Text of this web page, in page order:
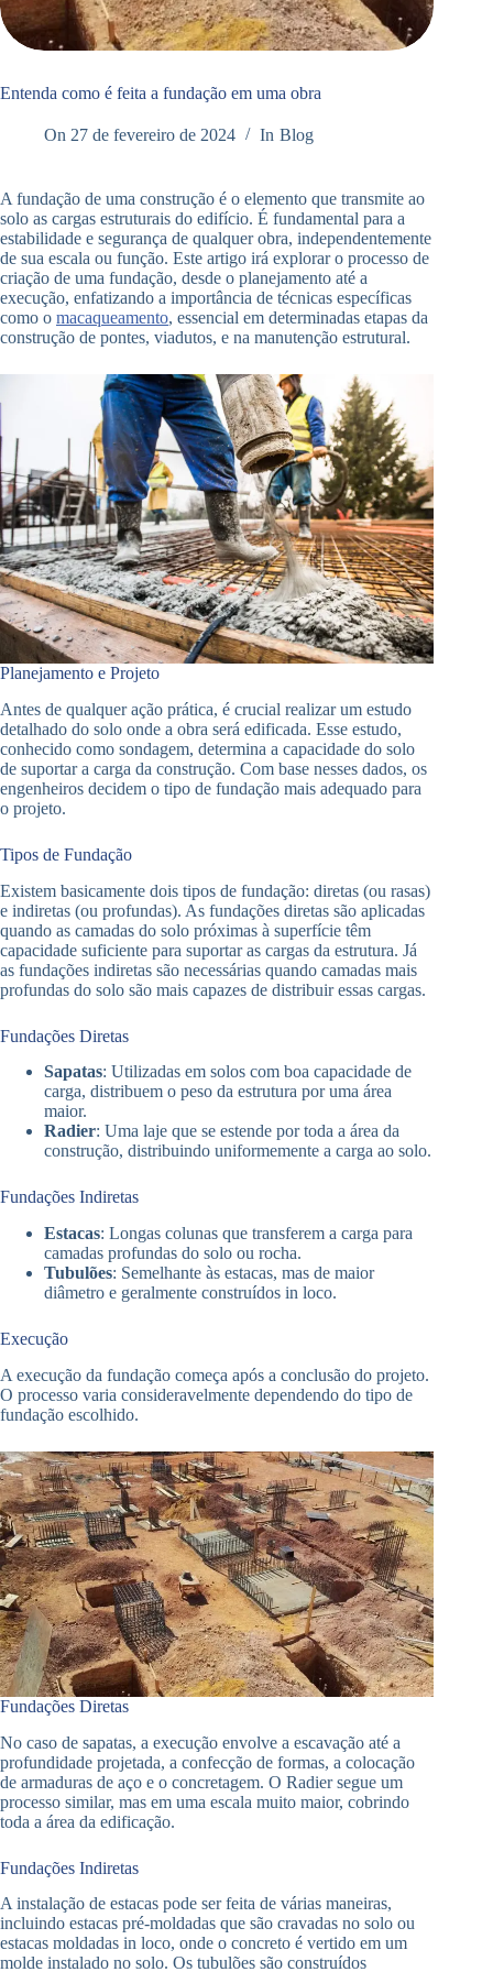
Entenda como é feita a fundação em uma obra
On 27 de fevereiro de 2024 In Blog
A fundação de uma construção é o elemento que transmite ao
solo as cargas estruturais do edifício. É fundamental para a
estabilidade e segurança de qualquer obra, independentemente
de sua escala ou função. Este artigo irá explorar o processo de
criação de uma fundação, desde o planejamento até a
execução, enfatizando a importância de técnicas específicas
como o macaqueamento, essencial em determinadas etapas da
construção de pontes, viadutos, e na manutenção estrutural.
Planejamento e Projeto
Antes de qualquer ação prática, é crucial realizar um estudo
detalhado do solo onde a obra será edificada. Esse estudo,
conhecido como sondagem, determina a capacidade do solo
de suportar a carga da construção. Com base nesses dados, os
engenheiros decidem o tipo de fundação mais adequado para
o projeto.
Tipos de Fundação
Existem basicamente dois tipos de fundação: diretas (ou rasas)
e indiretas (ou profundas). As fundações diretas são aplicadas
quando as camadas do solo próximas à superfície têm
capacidade suficiente para suportar as cargas da estrutura. Já
as fundações indiretas são necessárias quando camadas mais
profundas do solo são mais capazes de distribuir essas cargas.
Fundações Diretas
Sapatas: Utilizadas em solos com boa capacidade de
carga, distribuem o peso da estrutura por uma área
maior.
Radier: Uma laje que se estende por toda a área da
construção, distribuindo uniformemente a carga ao solo.
Fundações Indiretas
Estacas: Longas colunas que transferem a carga para
camadas profundas do solo ou rocha.
Tubulões: Semelhante às estacas, mas de maior
diâmetro e geralmente construídos in loco.
Execução
A execução da fundação começa após a conclusão do projeto.
O processo varia consideravelmente dependendo do tipo de
fundação escolhido.
Fundações Diretas
No caso de sapatas, a execução envolve a escavação até a
profundidade projetada, a confecção de formas, a colocação
de armaduras de aço e o concretagem. O Radier segue um
processo similar, mas em uma escala muito maior, cobrindo
toda a área da edificação.
Fundações Indiretas
A instalação de estacas pode ser feita de várias maneiras,
incluindo estacas pré-moldadas que são cravadas no solo ou
estacas moldadas in loco, onde o concreto é vertido em um
molde instalado no solo. Os tubulões são construídos